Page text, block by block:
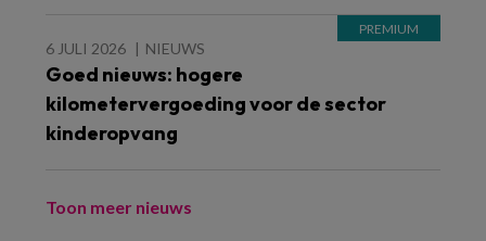
6 JULI 2026 NIEUWS
Goed nieuws: hogere
kilometervergoeding voor de sector
kinderopvang
Toon meer nieuws